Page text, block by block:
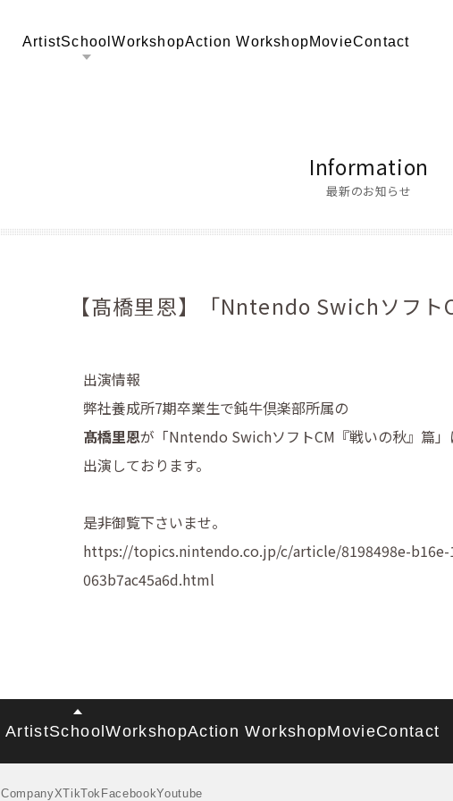
ArtistSchoolWorkshopAction WorkshopMovieContact
Information
最新のお知らせ
【髙橋里恩】「Nntendo Swichソフト
出演情報
弊社養成所7期卒業生で鈍牛倶楽部所属の
髙橋里恩が「Nntendo SwichソフトCM『戦いの秋』篇」
出演しております。
是非御覧下さいませ。
https://topics.nintendo.co.jp/c/article/8198498e-b16e-
063b7ac45a6d.html
ArtistSchoolWorkshopAction WorkshopMovieContact
CompanyXTikTok FacebookYoutube